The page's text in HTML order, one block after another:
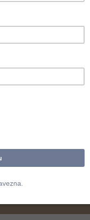
2. jula
tipa 7 (instituti,
agencije,
koji se vode kod